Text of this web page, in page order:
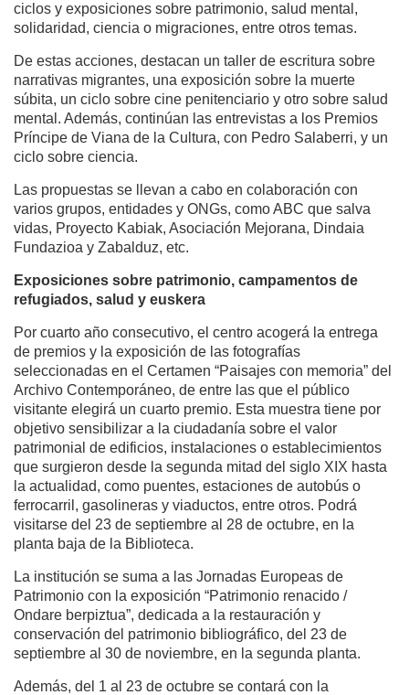
ciclos y exposiciones sobre patrimonio, salud mental,
solidaridad, ciencia o migraciones, entre otros temas.
De estas acciones, destacan un taller de escritura sobre
narrativas migrantes, una exposición sobre la muerte
súbita, un ciclo sobre cine penitenciario y otro sobre salud
mental. Además, continúan las entrevistas a los Premios
Príncipe de Viana de la Cultura, con Pedro Salaberri, y un
ciclo sobre ciencia.
Las propuestas se llevan a cabo en colaboración con
varios grupos, entidades y ONGs, como ABC que salva
vidas, Proyecto Kabiak, Asociación Mejorana, Dindaia
Fundazioa y Zabalduz, etc.
Exposiciones sobre patrimonio, campamentos de
refugiados, salud y euskera
Por cuarto año consecutivo, el centro acogerá la entrega
de premios y la exposición de las fotografías
seleccionadas en el Certamen “Paisajes con memoria” del
Archivo Contemporáneo, de entre las que el público
visitante elegirá un cuarto premio. Esta muestra tiene por
objetivo sensibilizar a la ciudadanía sobre el valor
patrimonial de edificios, instalaciones o establecimientos
que surgieron desde la segunda mitad del siglo XIX hasta
la actualidad, como puentes, estaciones de autobús o
ferrocarril, gasolineras y viaductos, entre otros. Podrá
visitarse del 23 de septiembre al 28 de octubre, en la
planta baja de la Biblioteca.
La institución se suma a las Jornadas Europeas de
Patrimonio con la exposición “Patrimonio renacido /
Ondare berpiztua”, dedicada a la restauración y
conservación del patrimonio bibliográfico, del 23 de
septiembre al 30 de noviembre, en la segunda planta.
Además, del 1 al 23 de octubre se contará con la